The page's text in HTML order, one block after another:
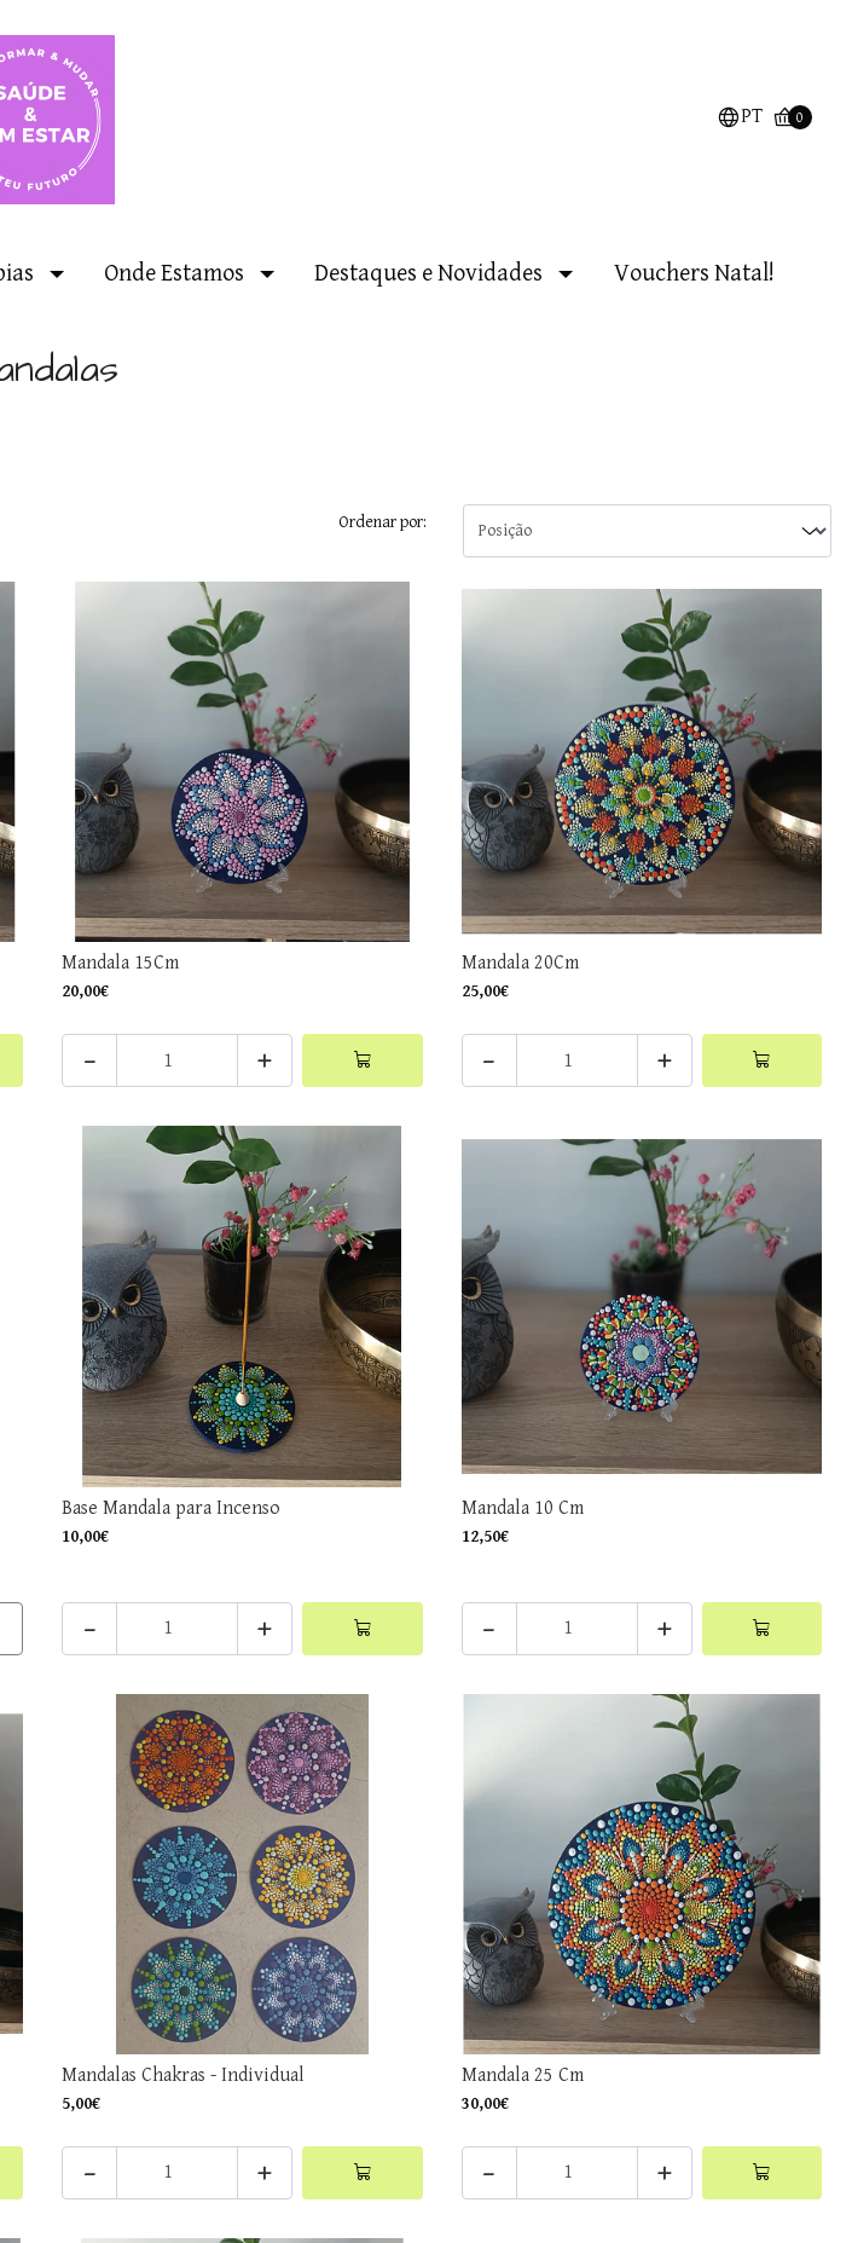
PT 0
Onde Estamos Destaques e Novidades Vouchers Natal!
Ordenar por:
Mandala 15Cm
20,00€
- +
Mandala 20Cm
25,00€
- +
Base Mandala para Incenso
10,00€
- +
Mandala 10 Cm
12,50€
- +
Mandalas Chakras - Individual
5,00€
- +
Mandala 25 Cm
30,00€
- +